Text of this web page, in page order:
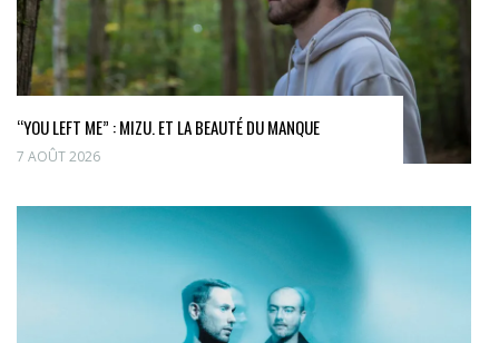
“YOU LEFT ME” : MIZU. ET LA BEAUTÉ DU MANQUE
7 AOÛT 2026